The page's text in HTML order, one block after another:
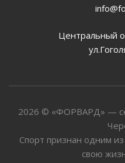
Центральный
2026 © «ФОРВАРД» —
Спорт признан одним
свою